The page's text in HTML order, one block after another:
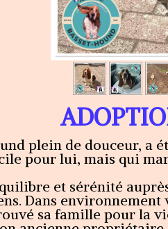
plein de douceur, a
pour lui, mais qui
et sérénité
Dans
sa famille pour la